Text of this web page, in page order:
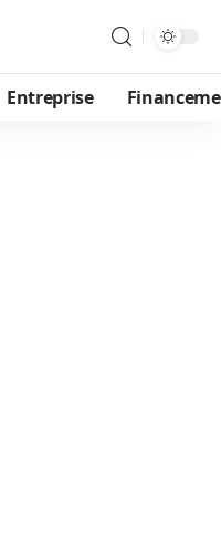
Entreprise